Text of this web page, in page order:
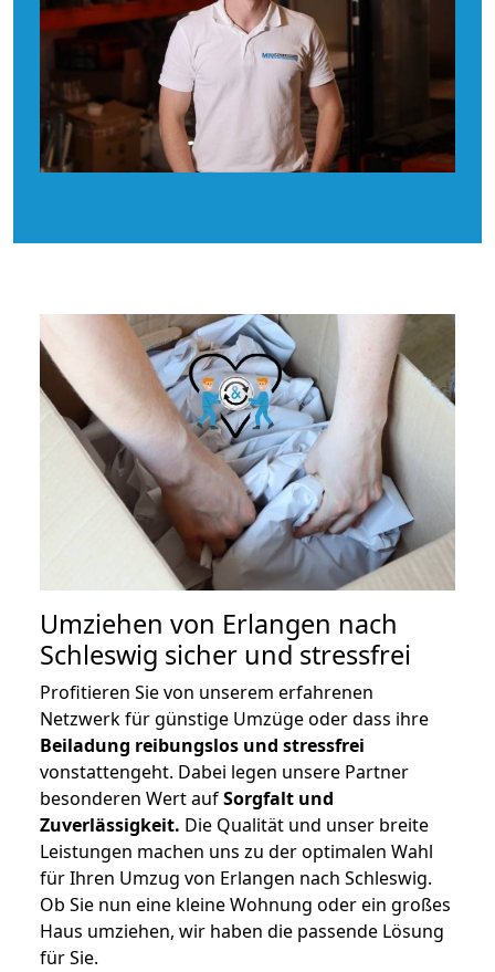
Umziehen von Erlangen nach
Schleswig sicher und stressfrei
Profitieren Sie von unserem erfahrenen
Netzwerk für günstige Umzüge oder dass ihre
Beiladung reibungslos und stressfrei
vonstattengeht. Dabei legen unsere Partner
besonderen Wert aufSorgfalt und
Zuverlässigkeit. Die Qualität und unser breite
Leistungen machen uns zu der optimalen Wahl
für Ihren Umzug von Erlangen nach Schleswig.
Ob Sie nun eine kleine Wohnung oder ein großes
Haus umziehen, wir haben die passende Lösung
für Sie.